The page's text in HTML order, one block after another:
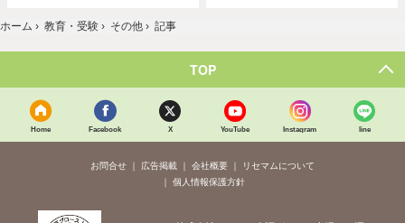
ホーム › 教育・受験 › その他 › 記事
TOP
Home Facebook X YouTube Instagram line
お問合せ 広告掲載 会社概要
リセマムについて
個人情報保護方針